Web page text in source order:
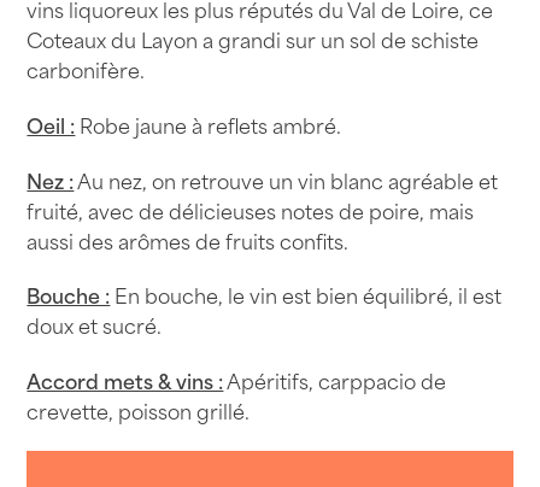
vins liquoreux les plus réputés du Val de Loire, ce
Coteaux du Layon a grandi sur un sol de schiste
carbonifère.
Oeil :Robe jaune à reflets ambré.
Nez :Au nez, on retrouve un vin blanc agréable et
fruité, avec de délicieuses notes de poire, mais
aussi des arômes de fruits confits.
Bouche :En bouche, le vin est bien équilibré, il est
doux et sucré.
Accord mets & vins :Apéritifs, carppacio de
crevette, poisson grillé.